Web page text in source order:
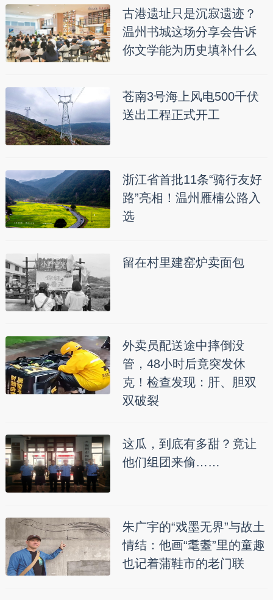
古港遗址只是沉寂遗迹？
温州书城这场分享会告诉
你文学能为历史填补什么
苍南3号海上风电500千伏
送出工程正式开工
浙江省首批11条“骑行友好
路”亮相！温州雁楠公路入
选
留在村里建窑炉卖面包
外卖员配送途中摔倒没
管，48小时后竟突发休
克！检查发现：肝、胆双
双破裂
这瓜，到底有多甜？竟让
他们组团来偷……
朱广宇的“戏墨无界”与故土
情结：他画“耄耋”里的童趣
也记着蒲鞋市的老门联